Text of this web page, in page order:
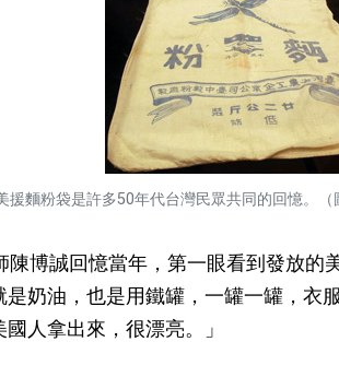
援麵粉袋是許多50年代台灣民眾共同的回憶。（
博誠回憶當年，第一眼看到發放的
奶油，也是用鐵罐，一罐一罐，衣
人拿出來，很漂亮。」